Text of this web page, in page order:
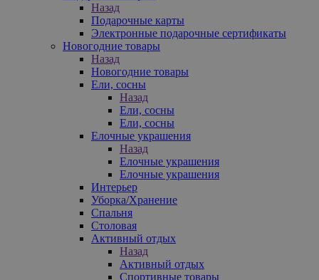
Назад
Подарочные карты
Электронные подарочные сертификаты
Новогодние товары
Назад
Новогодние товары
Ели, сосны
Назад
Ели, сосны
Ели, сосны
Елочные украшения
Назад
Елочные украшения
Елочные украшения
Интерьер
Уборка/Хранение
Спальня
Столовая
Активный отдых
Назад
Активный отдых
Спортивные товары